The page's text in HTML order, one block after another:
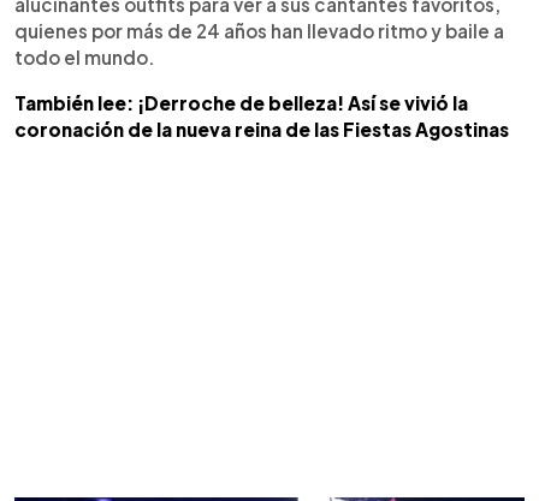
quienes por más de 24 años han llevado ritmo y baile a
todo el mundo.
También lee: ¡Derroche de belleza! Así se vivió la
coronación de la nueva reina de las Fiestas Agostinas